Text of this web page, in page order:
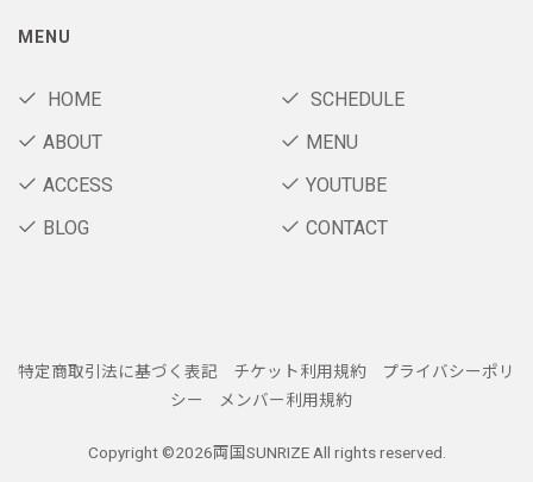
MENU
HOME
SCHEDULE
ABOUT
MENU
ACCESS
YOUTUBE
BLOG
CONTACT
特定商取引法に基づく表記 チケット利用規約
プライバシーポリ
シー
メンバー利用規約
Copyright ©2026両国SUNRIZE All rights reserved.